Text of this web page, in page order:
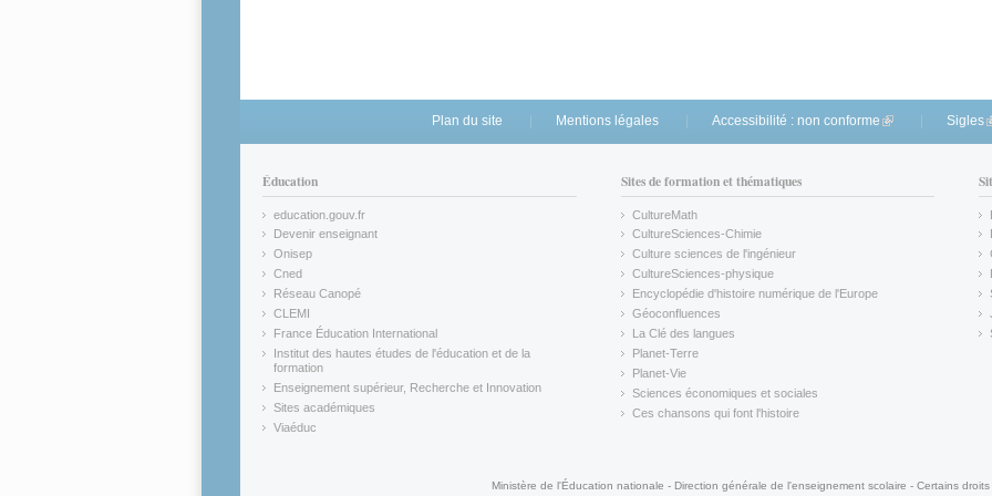
Plan du site Mentions légales Accessibilité : non conforme (link is external)
Sigles
Éducation
education.gouv.fr
(link is external)
Devenir enseignant
(link is external)
Onisep
(link is external)
Cned
(link is external)
Réseau Canopé
(link is external)
CLEMI
(link is external)
France Éducation International
(link is external)
Institut des hautes études de l'éducation et de la
formation
(link is external)
Enseignement supérieur, Recherche et Innovation
(link is external)
Sites académiques
(link is external)
Viaéduc
Sites de formation et thématiques
CultureMath
(link is external)
CultureSciences-Chimie
(link is external)
Culture sciences de l'ingénieur
CultureSciences-physique
(link is external)
Encyclopédie d'histoire numérique de l'Europe
(link is external)
Géoconfluences
(link is external)
La Clé des langues
(link is external)
Planet-Terre
(link is external)
Planet-Vie
(link is external)
Sciences économiques et sociales
(link is external)
Ces chansons qui font l'histoire
Ministère de l'Éducation nationale - Direction générale de l'enseignement scolaire - Certains droits